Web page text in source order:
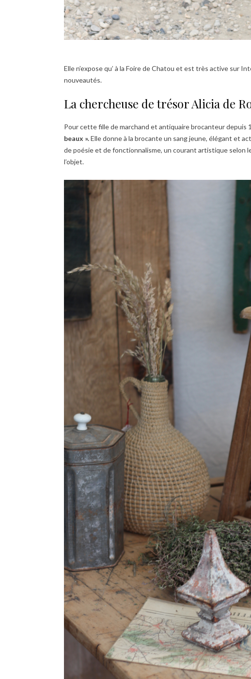
Elle n’expose qu’ à la Foire de Chatou et est très active sur
nouveautés.
La chercheuse de trésor Alicia de
Pour cette fille de marchand et antiquaire brocanteur depuis
beaux ».Elledonne à la brocante un sang jeune, élégant et
de poésie et de fonctionnalisme, un courant artistique selon
l’objet.